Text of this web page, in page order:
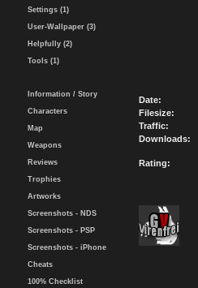
Settings (1)
User-Wallpaper (3)
Helpfully (2)
Tools (1)
Information / Story
Characters
Map
Weapons
Reviews
Trophies
Artworks
Screenshots - NDS
Screenshots - PSP
Screenshots - iPhone
Cheats
100% Checklist
Date:
Filesize:
Traffic:
Downloads:
Rating: